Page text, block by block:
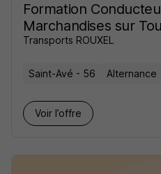
Formation
Marchandises sur
Transports ROUXEL
Saint-Avé - 56 Alternance
Voir l’offre